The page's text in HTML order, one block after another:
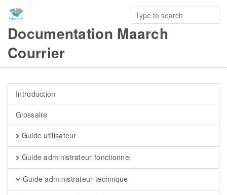
Documentation Maarch
Courrier
Introduction
Glossaire
Guide utilisateur
Guide administrateur fonctionnel
Guide administrateur technique